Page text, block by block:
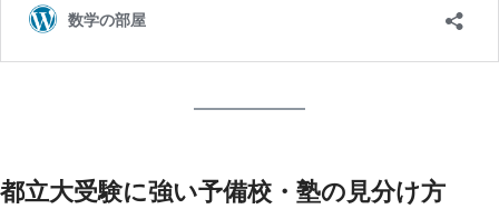
都立大受験に強い予備校・塾の見分け方